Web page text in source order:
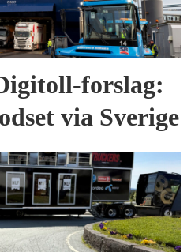
forslag:
via Sverige